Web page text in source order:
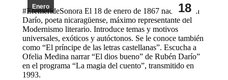
18
Enero
#EfemérideSonora El 18 de enero de 1867 nace Rubén
Darío, poeta nicaragüense, máximo representante del
Modernismo literario. Introduce temas y motivos
universales, exóticos y autóctonos. Se le conoce también
como “El príncipe de las letras castellanas”. Escucha a
Ofelia Medina narrar “El dios bueno” de Rubén Darío”
en el programa “La magia del cuento”, transmitido en
1993.